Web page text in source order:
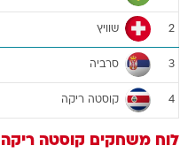
2 שוויץ
3 סרביה
4 קוסטה ריקה
לוח משחקים קוסטה ריקה